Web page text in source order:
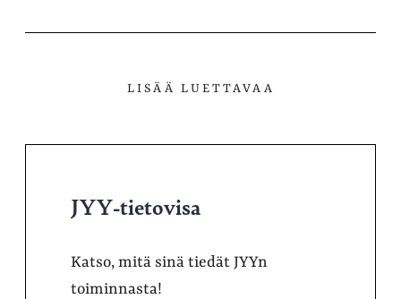
LISÄÄ LUETTAVAA
JYY-tietovisa
Katso, mitä sinä tiedät JYYn
toiminnasta!